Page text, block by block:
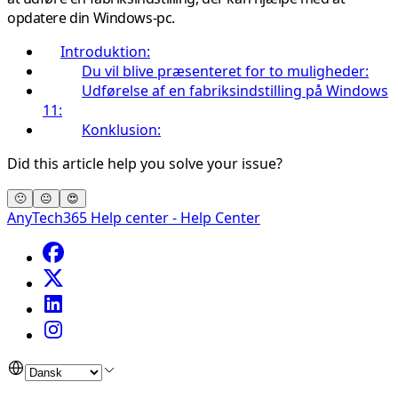
opdatere din Windows-pc.
Introduktion:
Du vil blive præsenteret for to muligheder:
Udførelse af en fabriksindstilling på Windows
11:
Konklusion:
Did this article help you solve your issue?
🙁 😐 😍
AnyTech365 Help center - Help Center